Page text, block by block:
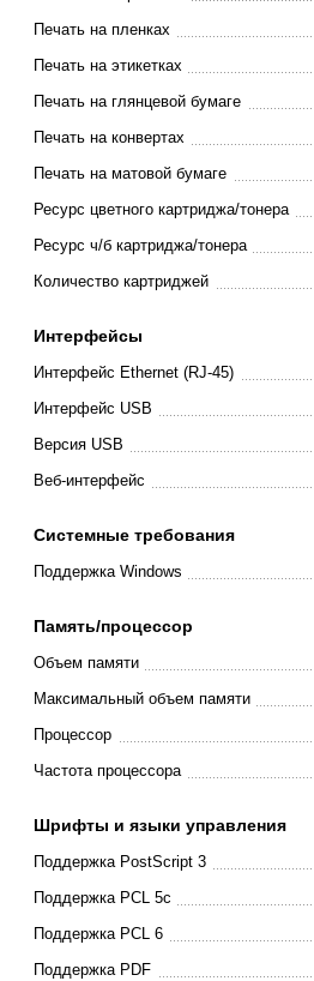
Печать на пленках
Печать на этикетках
Печать на глянцевой бумаге
Печать на конвертах
Печать на матовой бумаге
Ресурс цветного картриджа/тонера
Ресурс ч/б картриджа/тонера
Количество картриджей
Интерфейсы
Интерфейс Ethernet (RJ-45)
Интерфейс USB
Версия USB
Веб-интерфейс
Системные требования
Поддержка Windows
Память/процессор
Объем памяти
Максимальный объем памяти
Процессор
Частота процессора
Шрифты и языки управления
Поддержка PostScript 3
Поддержка PCL 5c
Поддержка PCL 6
Поддержка PDF